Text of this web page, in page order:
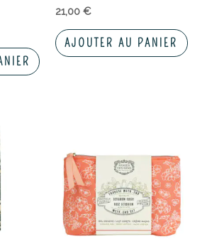
21,00 €
AJOUTER AU PANIER